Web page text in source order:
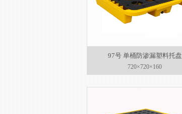
97号 单桶防渗漏塑料托盘
720×720×160